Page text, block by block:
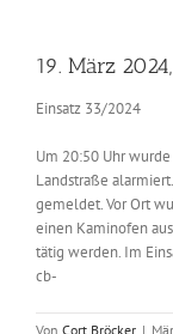
Bild
19. März
Einsatz 33/2024
Um 20:50 Uhr
Landstraße
gemeldet. Vor Ort
einen Kaminofen
tätig werden. Im
cb-
Von Cort Bröcker |